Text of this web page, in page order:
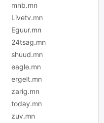
mnb.mn
Livetv.mn
Eguur.mn
24tsag.mn
shuud.mn
eagle.mn
ergelt.mn
zarig.mn
today.mn
zuv.mn